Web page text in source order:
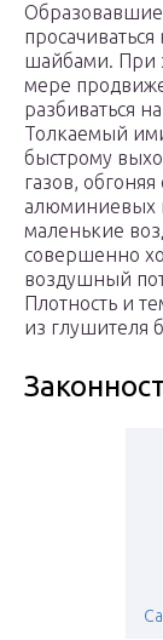
шайбами. При
мере
разбиваться
Толкаемый
быстрому
газов,
алюминиевых
маленькие
совершенно
воздушный
Плотность и
из глушителя